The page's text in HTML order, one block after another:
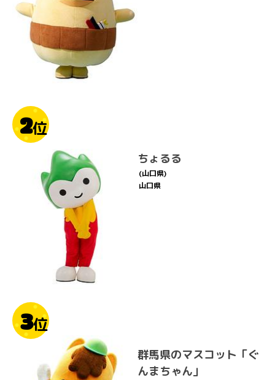
2位
ちょるる
(山口県)
山口県
3位
群馬県のマスコット「ぐ
んまちゃん」